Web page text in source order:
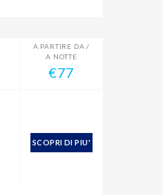
A PARTIRE DA /
A NOTTE
€77
SCOPRI DI PIU'